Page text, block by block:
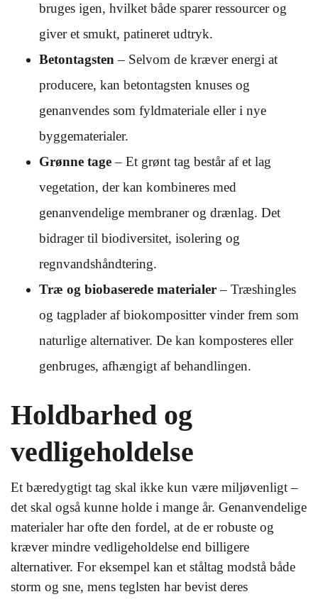
bruges igen, hvilket både sparer ressourcer og
giver et smukt, patineret udtryk.
Betontagsten – Selvom de kræver energi at
producere, kan betontagsten knuses og
genanvendes som fyldmateriale eller i nye
byggematerialer.
Grønne tage– Et grønt tag består af et lag
vegetation, der kan kombineres med
genanvendelige membraner og drænlag. Det
bidrager til biodiversitet, isolering og
regnvandshåndtering.
Træ og biobaserede materialer– Træshingles
og tagplader af biokompositter vinder frem som
naturlige alternativer. De kan komposteres eller
genbruges, afhængigt af behandlingen.
Holdbarhed og
vedligeholdelse
Et bæredygtigt tag skal ikke kun være miljøvenligt –
det skal også kunne holde i mange år. Genanvendelige
materialer har ofte den fordel, at de er robuste og
kræver mindre vedligeholdelse end billigere
alternativer. For eksempel kan et ståltag modstå både
storm og sne, mens teglsten har bevist deres